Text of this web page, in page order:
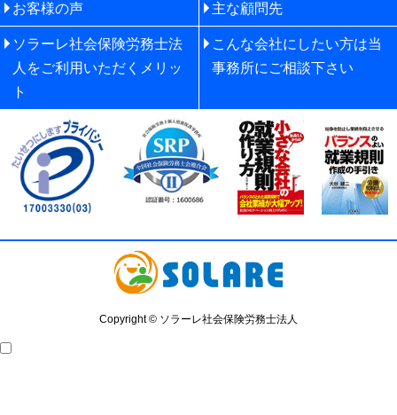
お客様の声 主な顧問先
ソラーレ社会保険労務士法
人をご利用いただくメリッ
ト
こんな会社にしたい方は当
事務所にご相談下さい
Copyright © ソラーレ社会保険労務士法人